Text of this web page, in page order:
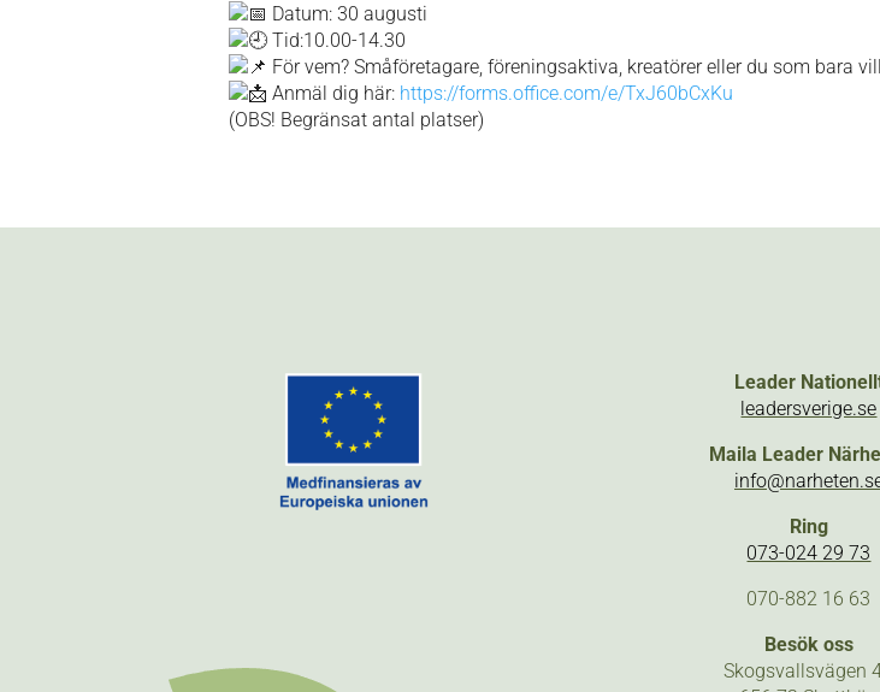
Datum: 30 augusti
Tid:10.00-14.30
För vem? Småföretagare, föreningsaktiva, kreatörer eller du som bara
Anmäl dig här: https://forms.office.com/e/TxJ60bCxKu
(OBS! Begränsat antal platser)
Leader
leadersverige.se
Maila Leader
Ring
073-024 29 73
070-882 16 63
Besök oss
Skogsvallsvägen